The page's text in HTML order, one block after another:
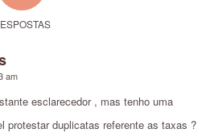
am
esclarecedor , mas tenho uma
protestar duplicatas referente as taxas ?